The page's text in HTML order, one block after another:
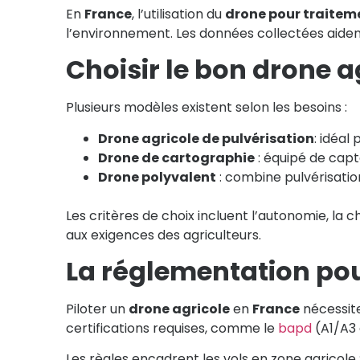
En France, l’utilisation du drone pour
l’environnement. Les données collectées
Choisir le bon drone
Plusieurs modèles existent selon les besoins :
Drone agricolede pulvérisation: idéal
Drone decartographie: équipé de
Drone polyvalent : combine
Les critères de choix incluent l’autonomie, la
aux exigences des agriculteurs.
La réglementation
Piloter un drone agricoleen France
certifications requises, comme le bapd (A1/